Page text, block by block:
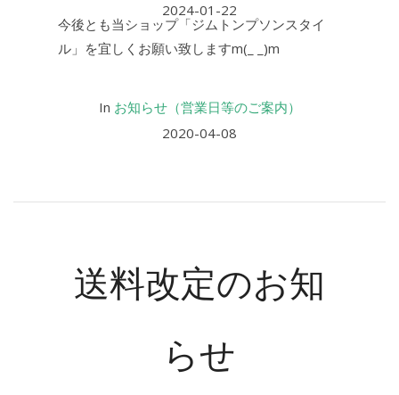
2024-01-22
今後とも当ショップ「ジムトンプソンスタイ
ル」を宜しくお願い致しますm(_ _)m
In お知らせ（営業日等のご案内）
2020-04-08
送料改定のお知
らせ